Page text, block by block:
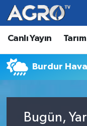
Canlı Yayın Tarım
Burdur
Bugün,
Hava Durumu
Trafik Durumu
Tüm Manşetler